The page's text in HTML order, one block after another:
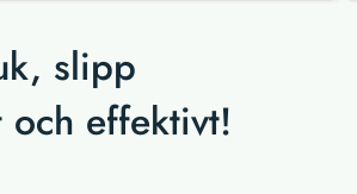
slipp
effektivt!